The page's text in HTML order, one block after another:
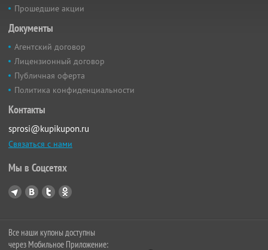
Прошедшие акции
Документы
Агентский договор
Лицензионный договор
Публичная оферта
Политика конфиденциальности
Контакты
sprosi@kupikupon.ru
Связаться с нами
Мы в Соцсетях
Все наши купоны доступны
через Мобильное Приложение: